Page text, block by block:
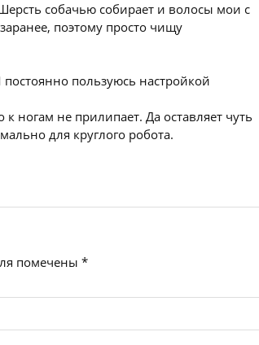
собачью собирает и волосы мои с
поэтому просто чищу
пользуюсь настройкой
ногам не прилипает. Да оставляет чуть
для круглого робота.
помечены *